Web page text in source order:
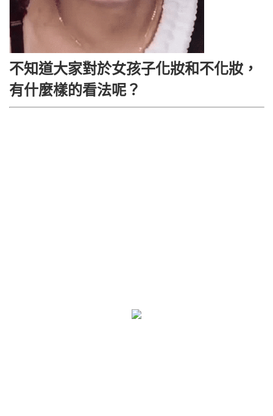
不知道大家對於女孩子化妝和不化妝，
有什麼樣的看法呢？